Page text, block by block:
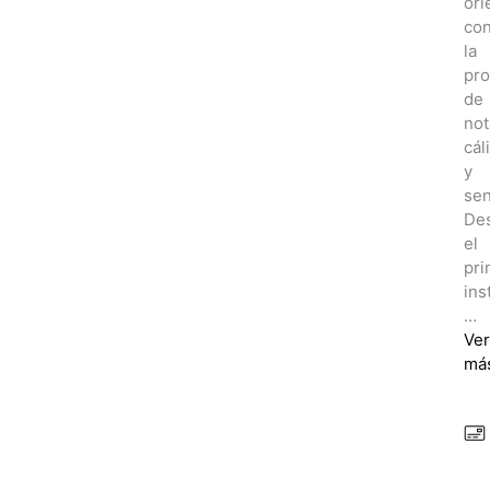
la
de
y
el
…
Ver